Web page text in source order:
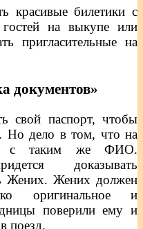
красивые билетики с
гостей на выкупе или
пригласительные на
документов»
свой паспорт, чтобы
Но дело в том, что на
с таким же ФИО.
доказывать
Жених. Жених должен
оригинальное и
поверили ему и
поезд.